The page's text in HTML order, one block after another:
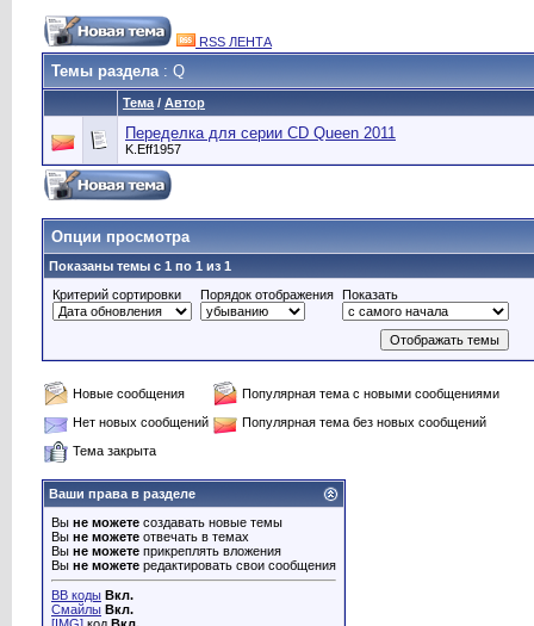
RSS ЛЕНТА
Темы раздела: Q
Тема / Автор
Переделка для серии CD Queen 2011
K.Eff1957
Опции просмотра
Показаны темы с 1 по 1 из 1
Критерий сортировки
Порядок отображения Показать
Новые сообщения
Популярная тема с новыми сообщениями
Нет новых сообщений
Популярная тема без новых сообщений
Тема закрыта
Ваши права в разделе
Вы не можете создавать новые темы
Вы не можете отвечать в темах
Вы не можете прикреплять вложения
Вы не можете редактировать свои сообщения
BB коды Вкл.
Смайлы Вкл.